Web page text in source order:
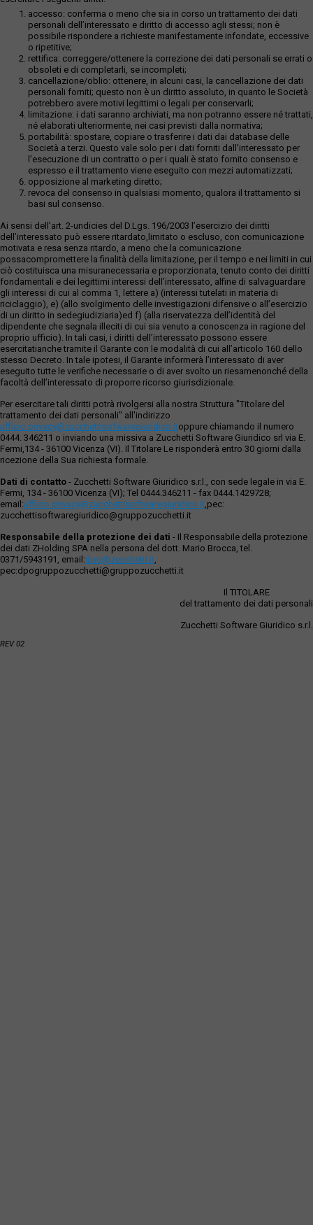
accesso: conferma o meno che sia in corso un trattamento dei dati
personali dell’interessato e diritto di accesso agli stessi; non è
possibile rispondere a richieste manifestamente infondate, eccessive
o ripetitive;
rettifica: correggere/ottenere la correzione dei dati personali se errati o
obsoleti e di completarli, se incompleti;
cancellazione/oblio: ottenere, in alcuni casi, la cancellazione dei dati
personali forniti; questo non è un diritto assoluto, in quanto le Società
potrebbero avere motivi legittimi o legali per conservarli;
limitazione: i dati saranno archiviati, ma non potranno essere né trattati,
né elaborati ulteriormente, nei casi previsti dalla normativa;
portabilità: spostare, copiare o trasferire i dati dai database delle
Società a terzi. Questo vale solo per i dati forniti dall’interessato per
l’esecuzione di un contratto o per i quali è stato fornito consenso e
espresso e il trattamento viene eseguito con mezzi automatizzati;
opposizione al marketing diretto;
revoca del consenso in qualsiasi momento, qualora il trattamento si
basi sul consenso.
Ai sensi dell’art. 2-undicies del D.Lgs. 196/2003 l’esercizio dei diritti
dell’interessato può essere ritardato,limitato o escluso, con comunicazione
motivata e resa senza ritardo, a meno che la comunicazione
possacompromettere la finalità della limitazione, per il tempo e nei limiti in cui
ciò costituisca una misuranecessaria e proporzionata, tenuto conto dei diritti
fondamentali e dei legittimi interessi dell’interessato, alfine di salvaguardare
gli interessi di cui al comma 1, lettere a) (interessi tutelati in materia di
riciclaggio), e) (allo svolgimento delle investigazioni difensive o all’esercizio
di un diritto in sedegiudiziaria)ed f) (alla riservatezza dell’identità del
dipendente che segnala illeciti di cui sia venuto a conoscenza in ragione del
proprio ufficio). In tali casi, i diritti dell’interessato possono essere
esercitatianche tramite il Garante con le modalità di cui all’articolo 160 dello
stesso Decreto. In tale ipotesi, il Garante informerà l’interessato di aver
eseguito tutte le verifiche necessarie o di aver svolto un riesamenonché della
facoltà dell’interessato di proporre ricorso giurisdizionale.
Per esercitare tali diritti potrà rivolgersi alla nostra Struttura "Titolare del
trattamento dei dati personali" all'indirizzo
ufficio.privacy@zucchettisofwaregiuridico.itoppure chiamando il numero
0444. 346211 o inviando una missiva a Zucchetti Software Giuridico srl via E.
Fermi,134 - 36100 Vicenza (VI). Il Titolare Le risponderà entro 30 giorni dalla
ricezione della Sua richiesta formale.
Dati di contatto - Zucchetti Software Giuridico s.r.l., con sede legale in via E.
Fermi, 134 - 36100 Vicenza (VI); Tel 0444.346211 - fax 0444.1429728;
email:ufficio.privacy@zucchettisoftwaregiuridico.it,pec:
zucchettisoftwaregiuridico@gruppozucchetti.it
Responsabile della protezione dei dati - Il Responsabile della protezione
dei dati ZHolding SPA nella persona del dott. Mario Brocca, tel.
0371/5943191, email:dpo@zucchetti.it,
pec:dpogruppozucchetti@gruppozucchetti.it
Il TITOLARE
del trattamento dei dati personali
Zucchetti Software Giuridico s.r.l.
REV 02